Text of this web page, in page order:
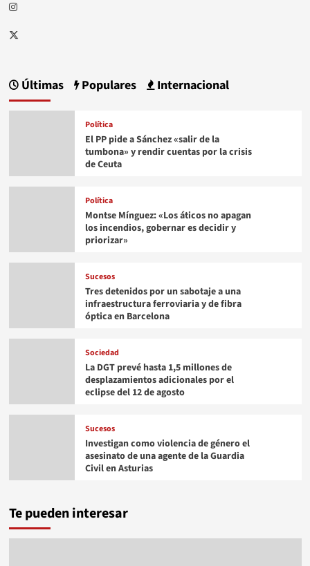
Instagram
Twitter
Últimas Populares Internacional
Política
El PP pide a Sánchez «salir de la
tumbona» y rendir cuentas por la crisis
de Ceuta
Política
Montse Mínguez: «Los áticos no apagan
los incendios, gobernar es decidir y
priorizar»
Sucesos
Tres detenidos por un sabotaje a una
infraestructura ferroviaria y de fibra
óptica en Barcelona
Sociedad
La DGT prevé hasta 1,5 millones de
desplazamientos adicionales por el
eclipse del 12 de agosto
Sucesos
Investigan como violencia de género el
asesinato de una agente de la Guardia
Civil en Asturias
Te pueden interesar